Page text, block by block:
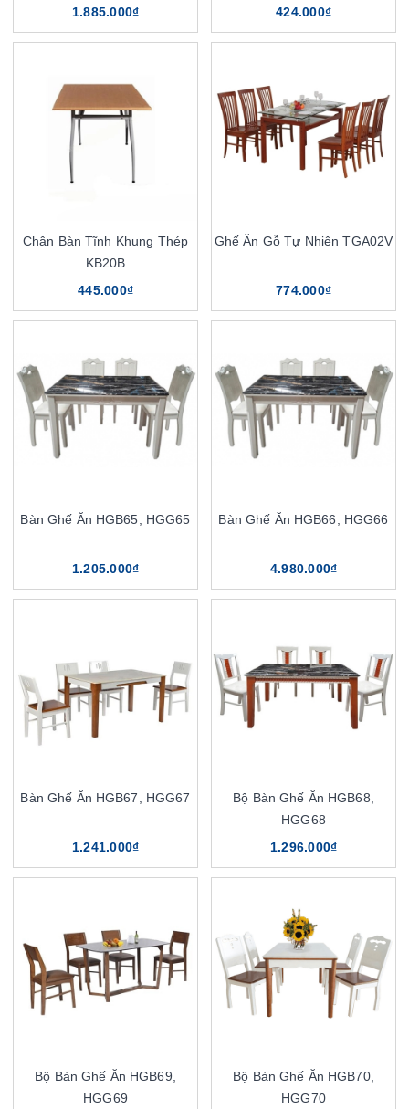
1.885.000₫ 424.000₫
Chân Bàn Tĩnh Khung Thép
KB20B
445.000₫
Ghế Ăn Gỗ Tự Nhiên TGA02V
774.000₫
Bàn Ghế Ăn HGB65, HGG65
1.205.000₫
Bàn Ghế Ăn HGB66, HGG66
4.980.000₫
Bàn Ghế Ăn HGB67, HGG67
1.241.000₫
Bộ Bàn Ghế Ăn HGB68,
HGG68
1.296.000₫
Bộ Bàn Ghế Ăn HGB69,
HGG69
Bộ Bàn Ghế Ăn HGB70,
HGG70